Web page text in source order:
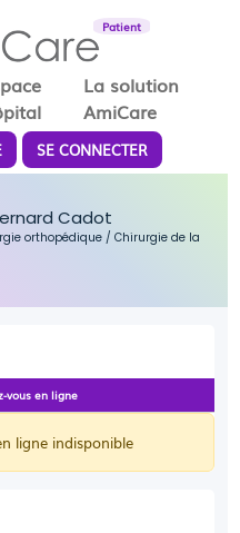
Patient
La solution
AmiCare
SE CONNECTER
Cadot
orthopédique/Chirurgie de la
vous en ligne
ligne indisponible